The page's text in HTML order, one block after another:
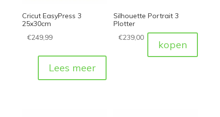
Cricut EasyPress 3
25x30cm
€249,99
Lees meer
Silhouette Portrait 3
Plotter
€239,00
kopen